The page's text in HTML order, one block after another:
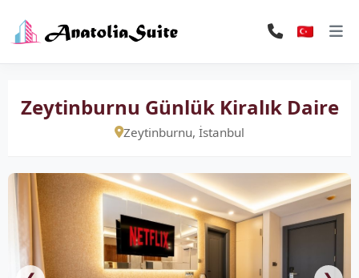
Zeytinburnu Günlük Kiralık Daire
Zeytinburnu, İstanbul